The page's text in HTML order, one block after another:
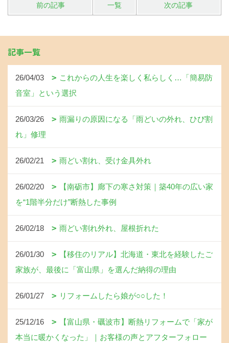
前の記事 一覧 次の記事
記事一覧
26/04/03
これからの人生を楽しく私らしく…「簡易防
音室」という選択
26/03/26
雨漏りの原因になる「雨どいの外れ、ひび割
れ」修理
26/02/21 雨どい割れ、受け金具外れ
26/02/20
【南砺市】廊下の寒さ対策｜築40年の広い家
を“1階半分だけ”断熱した事例
26/02/18 雨どい割れ外れ、屋根折れた
26/01/30
【移住のリアル】北海道・東北を経験したご
家族が、最後に「富山県」を選んだ納得の理由
26/01/27 リフォームしたら娘が○○した！
25/12/16
【富山県・礪波市】断熱リフォームで「家が
本当に暖かくなった」｜お客様の声とアフターフォロー